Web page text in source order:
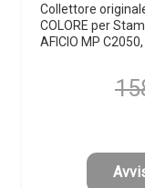
Collettore
COLORE per
AFICIO MP